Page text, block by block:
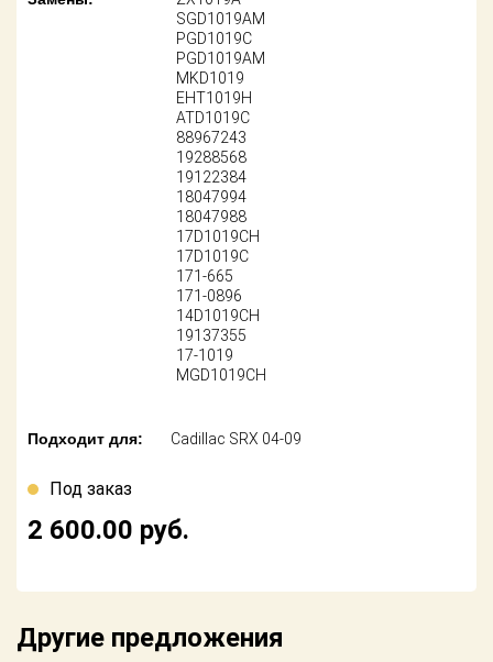
SGD1019AM
PGD1019C
PGD1019AM
MKD1019
EHT1019H
ATD1019C
88967243
19288568
19122384
18047994
18047988
17D1019CH
17D1019C
171-665
171-0896
14D1019CH
19137355
17-1019
MGD1019CH
Подходит для: Cadillac SRX 04-09
Под заказ
2 600.00 руб.
Другие предложения